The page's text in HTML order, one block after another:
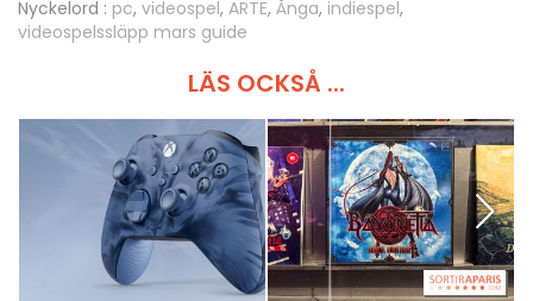
Nyckelord : pc, videospel, ARTE, Ånga, indiespel,
videospelssläpp mars guide
LÄS OCKSÅ ...